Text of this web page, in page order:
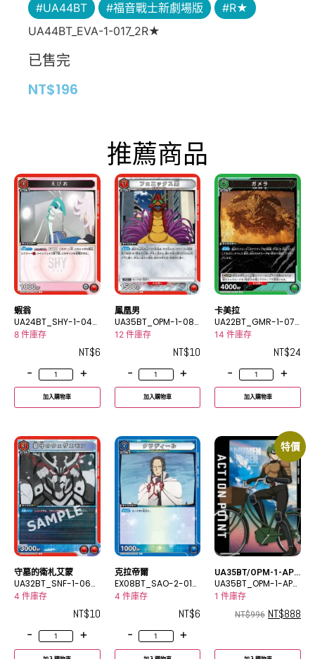
#UA44BT #福音戰士新劇場版
#R★
UA44BT_EVA-1-017_2R★
已售完
NT$196
推薦商品
蝦翁
UA24BT_SHY-1-042
C
8 件庫存
NT$6
-
+
加入購物車
鳳凰男
UA35BT_OPM-1-089
U
12 件庫存
NT$10
-
+
加入購物車
卡美拉
UA22BT_GMR-1-071
R
14 件庫存
NT$24
-
+
加入購物車
守墓的衛札艾蒙
UA32BT_SNF-1-064
U
4 件庫存
NT$10
-
+
克拉帝爾
EX08BT_SAO-2-016
C
4 件庫存
NT$6
-
+
特價
UA35BT/OPM-1-AP0
3
UA35BT_OPM-1-AP0
31 件庫存
NT$996 NT$888